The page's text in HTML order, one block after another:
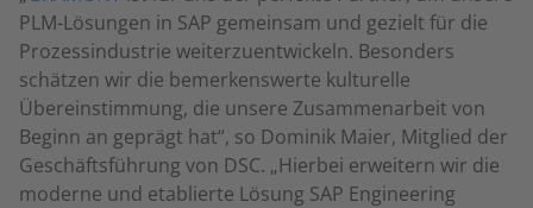
PLM-Lösungen in SAP gemeinsam und gezielt für die
Prozessindustrie weiterzuentwickeln. Besonders
schätzen wir die bemerkenswerte kulturelle
Übereinstimmung, die unsere Zusammenarbeit von
Beginn an geprägt hat“, so Dominik Maier, Mitglied der
Geschäftsführung von DSC. „Hierbei erweitern wir die
moderne und etablierte Lösung SAP Engineering